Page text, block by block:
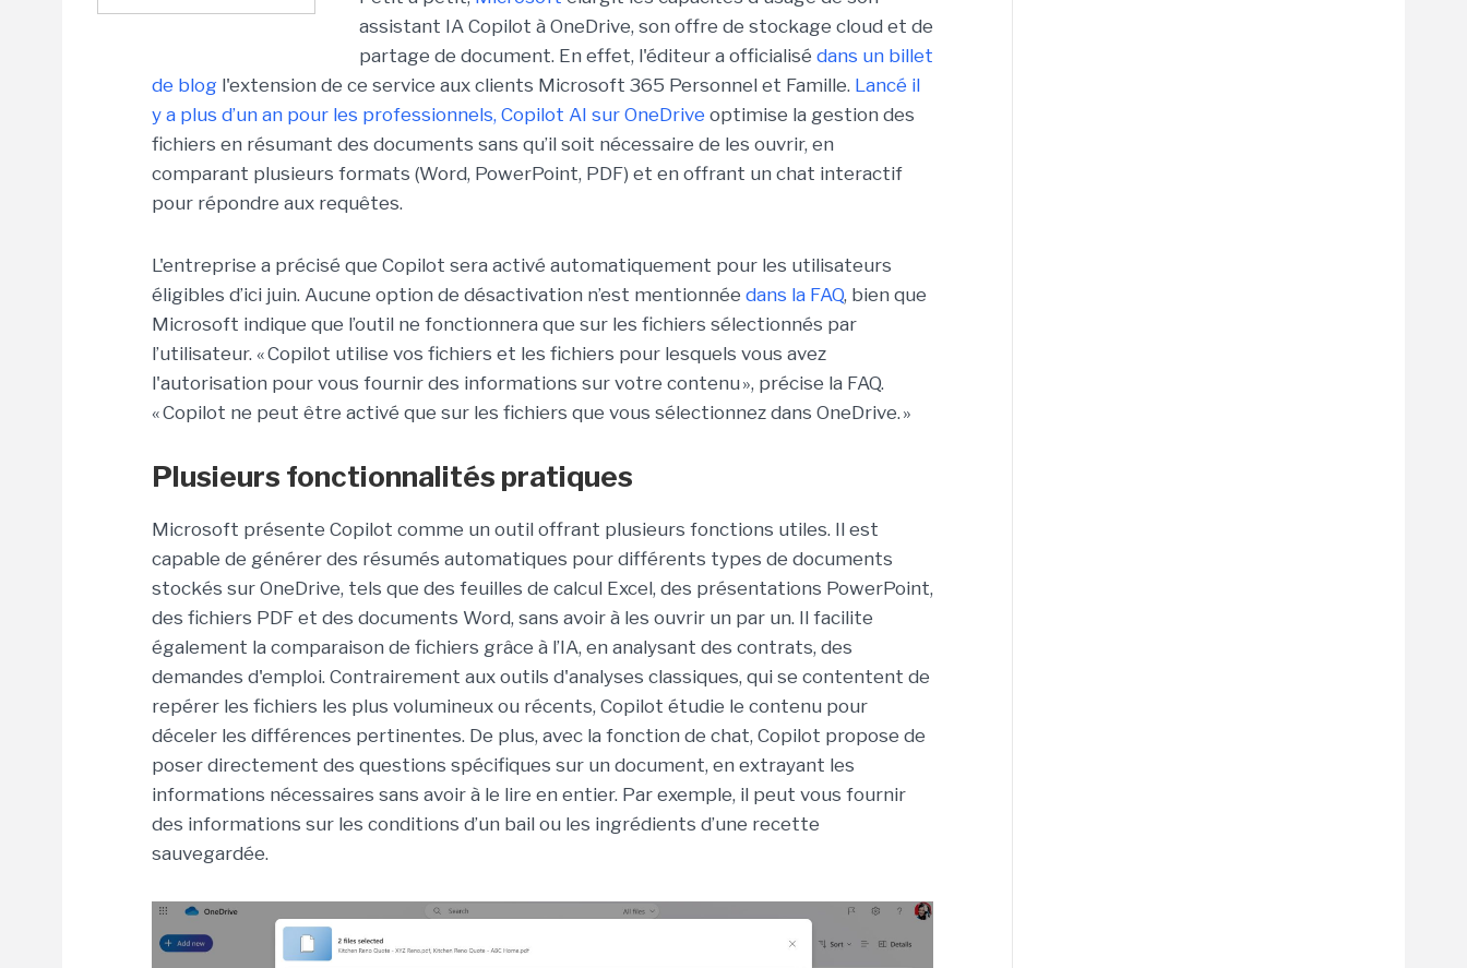
assistant IA Copilot à OneDrive, son offre de stockage cloud et de
partage de document. En effet, l'éditeur a officialisé dans un billet
de blog l'extension de ce service aux clients Microsoft 365 Personnel et Famille. Lancé il
y a plus d’un an pour les professionnels, Copilot AI sur OneDrive optimise la gestion des
fichiers en résumant des documents sans qu’il soit nécessaire de les ouvrir, en
comparant plusieurs formats (Word, PowerPoint, PDF) et en offrant un chat interactif
pour répondre aux requêtes.
L'entreprise a précisé que Copilot sera activé automatiquement pour les utilisateurs
éligibles d’ici juin. Aucune option de désactivation n’est mentionnée dans la FAQ, bien que
Microsoft indique que l’outil ne fonctionnera que sur les fichiers sélectionnés par
l’utilisateur. « Copilot utilise vos fichiers et les fichiers pour lesquels vous avez
l'autorisation pour vous fournir des informations sur votre contenu », précise la FAQ.
« Copilot ne peut être activé que sur les fichiers que vous sélectionnez dans OneDrive. »
Plusieurs fonctionnalités pratiques
Microsoft présente Copilot comme un outil offrant plusieurs fonctions utiles. Il est
capable de générer des résumés automatiques pour différents types de documents
stockés sur OneDrive, tels que des feuilles de calcul Excel, des présentations PowerPoint,
des fichiers PDF et des documents Word, sans avoir à les ouvrir un par un. Il facilite
également la comparaison de fichiers grâce à l’IA, en analysant des contrats, des
demandes d'emploi. Contrairement aux outils d'analyses classiques, qui se contentent de
repérer les fichiers les plus volumineux ou récents, Copilot étudie le contenu pour
déceler les différences pertinentes. De plus, avec la fonction de chat, Copilot propose de
poser directement des questions spécifiques sur un document, en extrayant les
informations nécessaires sans avoir à le lire en entier. Par exemple, il peut vous fournir
des informations sur les conditions d’un bail ou les ingrédients d’une recette
sauvegardée.